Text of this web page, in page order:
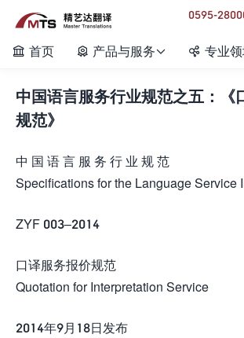
0595-
 首页  产品与服务  专业
中国语言服务行业规范之五：《
规范》
中 国 语 言 服 务 行 业 规 范
Specifications for the Language Service
ZYF 003–2014
口译服务报价规范
Quotation for Interpretation Service
2014年9月18日发布